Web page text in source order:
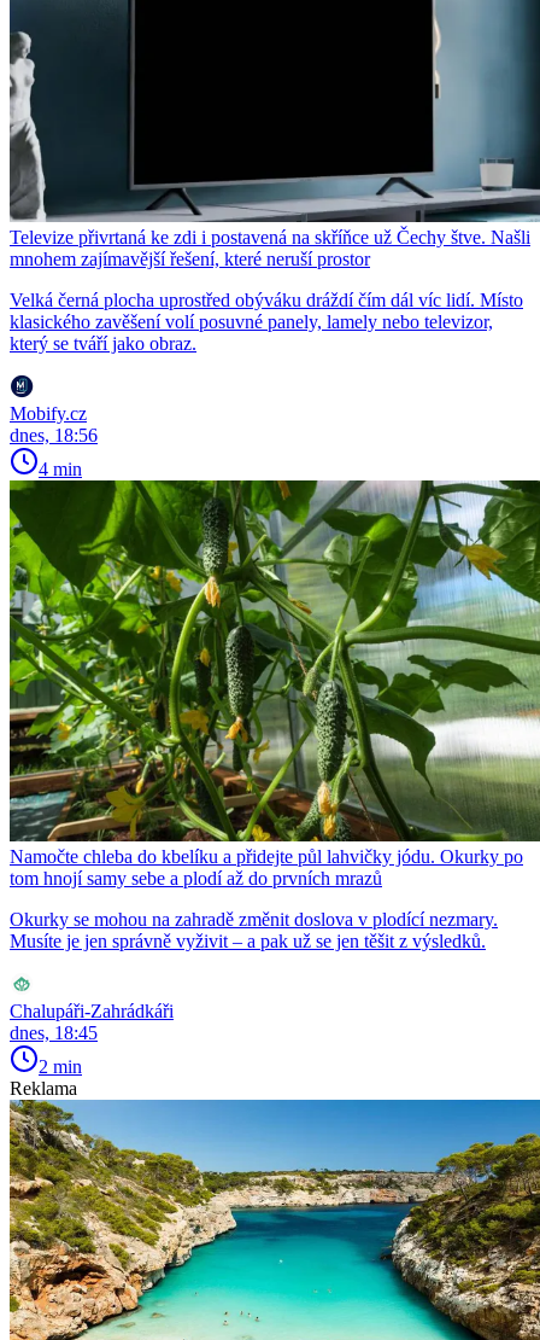
Televize přivrtaná ke zdi i postavená na skříňce už Čechy štve. Našli
mnohem zajímavější řešení, které neruší prostor
Velká černá plocha uprostřed obýváku dráždí čím dál víc lidí. Místo
klasického zavěšení volí posuvné panely, lamely nebo televizor,
který se tváří jako obraz.
Mobify.cz
dnes, 18:56
4 min
Namočte chleba do kbelíku a přidejte půl lahvičky jódu. Okurky po
tom hnojí samy sebe a plodí až do prvních mrazů
Okurky se mohou na zahradě změnit doslova v plodící nezmary.
Musíte je jen správně vyživit – a pak už se jen těšit z výsledků.
Chalupáři-Zahrádkáři
dnes, 18:45
2 min
Reklama